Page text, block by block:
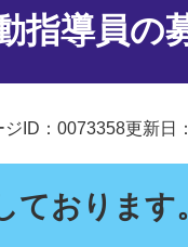
指導員の
ジID：0073358更新日
ております